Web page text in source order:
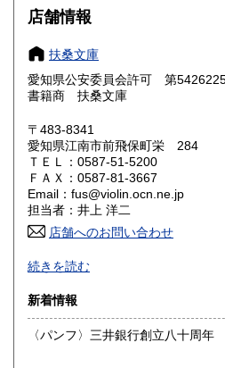
大阪府
奈良県
鳥取県 300円
岡山県
山口県 300円
香川県 300円
高知県 300円
佐賀県
熊本県 300円
店舗情報
扶桑文庫
愛知県公安委員会許可 第
書籍商 扶桑文庫
〒483-8341
愛知県江南市前飛保町栄 284
ＴＥＬ：0587-51-5200
ＦＡＸ：0587-81-3667
Email：fus@violin.ocn.ne.jp
担当者：井上 洋二
店舗へのお問い合わせ
古文書、古地図、刷り物、一枚も
文献資料等を主体に扱っております
沿線名：名鉄犬山線
最寄駅：江南駅下車
営業時間：10:00〜17:00
続きを読む
新着情報
〈パンフ〉三井銀行創立八十周年